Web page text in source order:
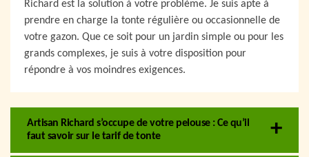
Richard est la solution à votre problème. Je suis apte à
prendre en charge la tonte régulière ou occasionnelle de
votre gazon. Que ce soit pour un jardin simple ou pour les
grands complexes, je suis à votre disposition pour
répondre à vos moindres exigences.
Artisan Richard s’occupe de votre pelouse : Ce qu’il
faut savoir sur le tarif de tonte